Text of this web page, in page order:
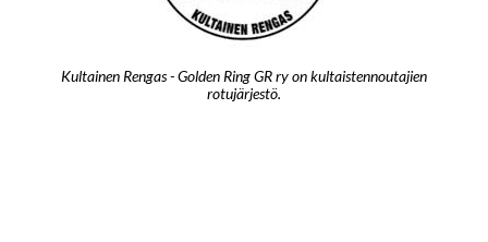
Kultainen Rengas - Golden Ring GR ry on kultaistennoutajien
rotujärjestö.